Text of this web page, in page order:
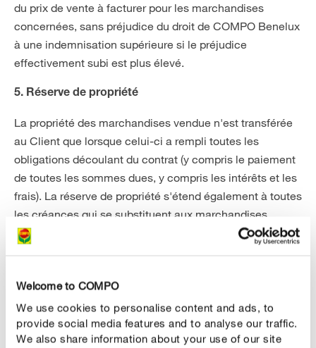
Welcome to COMPO
We use cookies to personalise content and ads, to
provide social media features and to analyse our traffic.
We also share information about your use of our site
du prix de vente à facturer pour les marchandises
concernées, sans préjudice du droit de COMPO Benelux
à une indemnisation supérieure si le préjudice
effectivement subi est plus élevé.
5. Réserve de propriété
La propriété des marchandises vendue n'est transférée
au Client que lorsque celui-ci a rempli toutes les
obligations découlant du contrat (y compris le paiement
de toutes les sommes dues, y compris les intérêts et les
frais). La réserve de propriété s'étend également à toutes
les créances qui se substituent aux marchandises
livrées sous réserve de propriété.
destruction ou de vol des marchandises sont
les marchandises sont livrées ou que le Client reste en
défaut de les réceptionner.